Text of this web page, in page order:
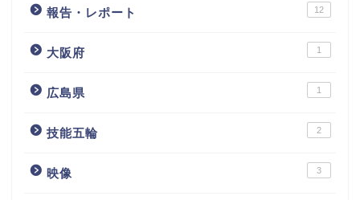
報告・レポート 12
大阪府 1
広島県 1
技能五輪 2
映像 3